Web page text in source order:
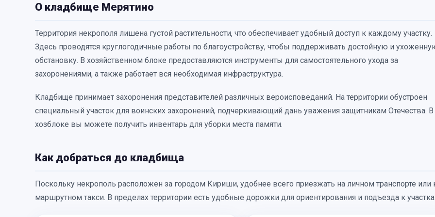
О кладбище Мерятино
Территория некрополя лишена густой растительности, что обеспечивает удобный доступ к каждому участку.
Здесь проводятся круглогодичные работы по благоустройству, чтобы поддерживать достойную и
обстановку. В хозяйственном блоке предоставляются инструменты для самостоятельного ухода за
захоронениями, а также работает вся необходимая инфраструктура.
Кладбище принимает захоронения представителей различных вероисповеданий. На территории обустроен
специальный участок для воинских захоронений, подчеркивающий дань уважения защитникам Отечества. В
хозблоке вы можете получить инвентарь для уборки места памяти.
Как добраться до кладбища
Поскольку некрополь расположен за городом Кириши, удобнее всего приезжать на личном транспорте или
маршрутном такси. В пределах территории есть удобные дорожки для ориентирования и подъезда к